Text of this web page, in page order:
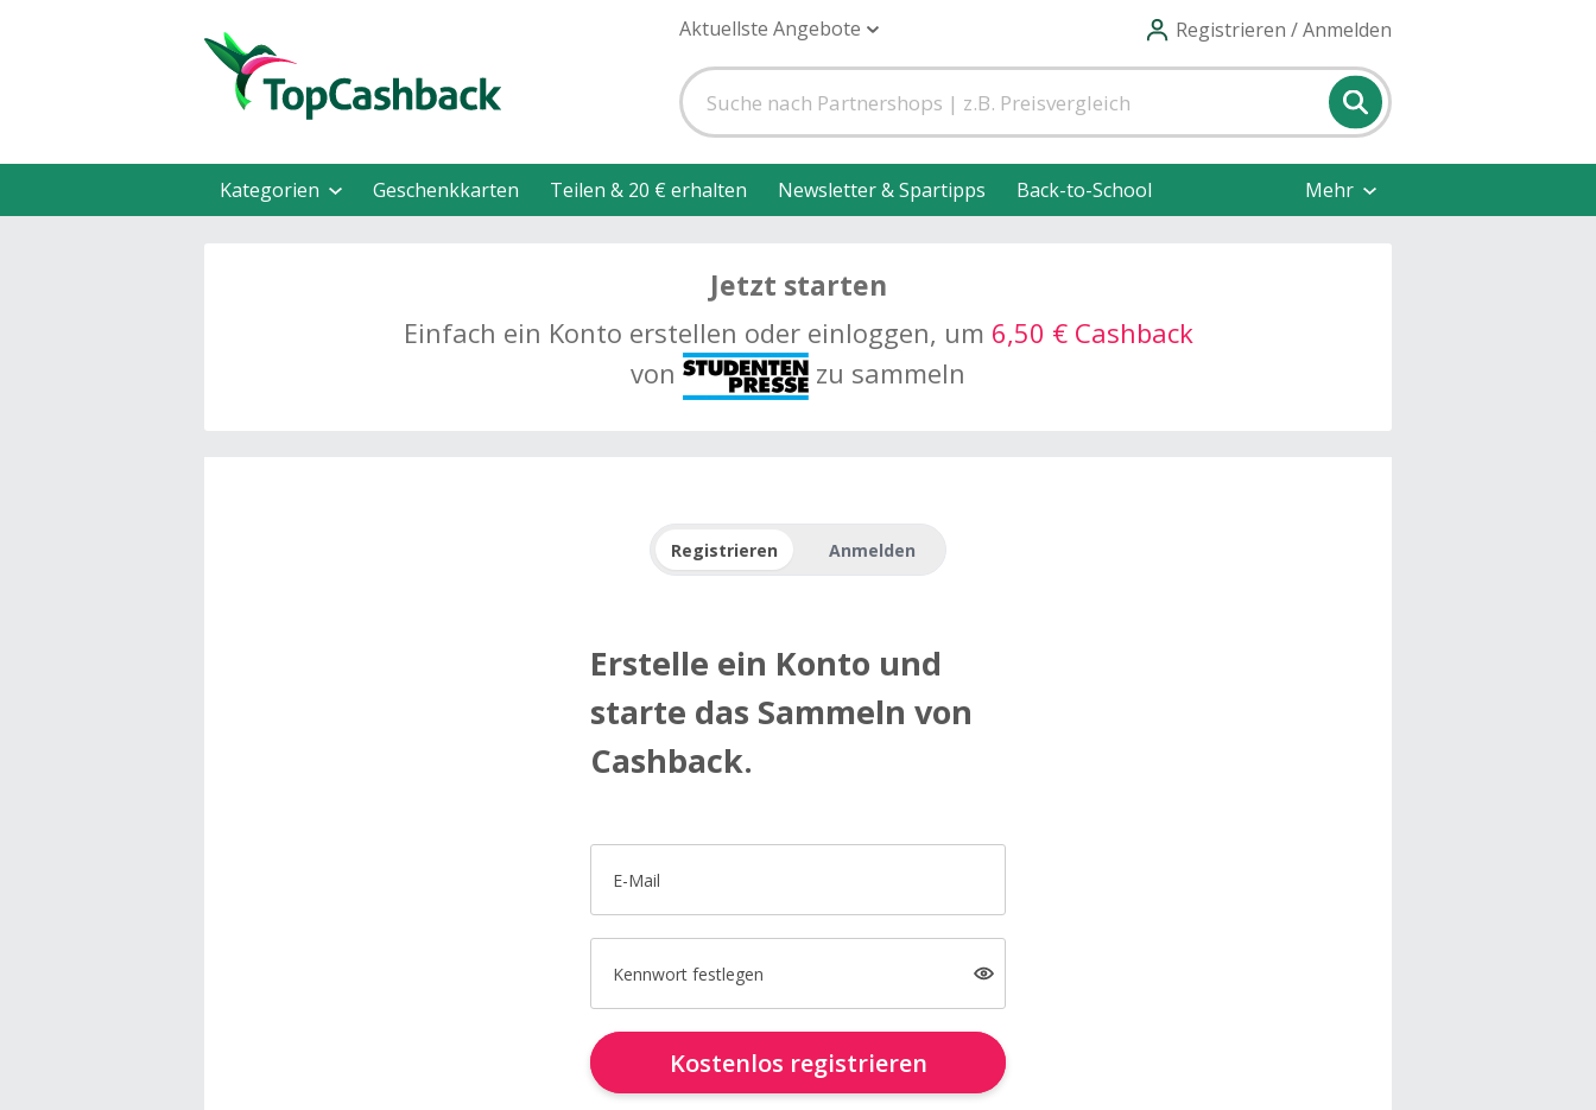
Aktuellste Angebote Registrieren / Anmelden
Kategorien Geschenkkarten Teilen & 20 € erhalten Newsletter & Spartipps Back-to-School Mehr
Jetzt starten
Einfach ein Konto erstellen oder einloggen, um 6,50 € Cashback
von
zu sammeln
Registrieren Anmelden
Erstelle ein Konto und
starte das Sammeln von
Cashback.
E-Mail
Kennwort festlegen
Kostenlos registrieren